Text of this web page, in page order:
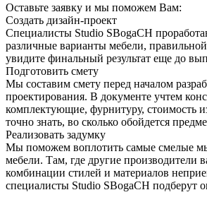
Оставьте заявку и мы поможем Вам:
Создать дизайн-проект
Специалисты Studio SBogaCH
различные варианты мебели,
увидите финальный результат еще до
Подготовить смету
Мы составим смету перед началом
проектирования. В документе учтем
комплектующие, фурнитуру, стоимость
точно знать, во сколько обойдется
Реализовать задумку
Мы поможем воплотить самые смелые
мебели. Там, где другие производители
комбинации стилей и материалов
специалисты Studio SBogaCH подберут